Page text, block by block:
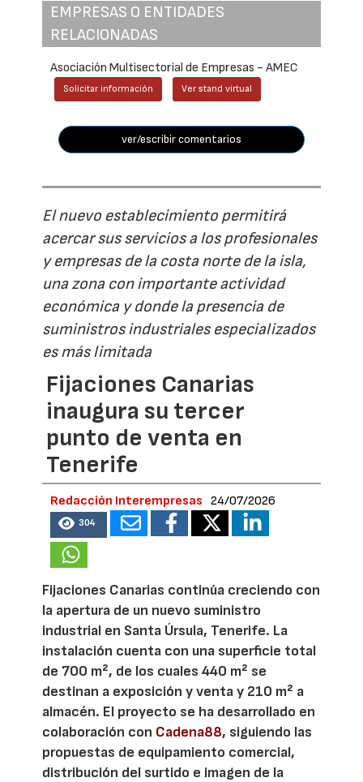
EMPRESAS O ENTIDADES
RELACIONADAS
Asociación Multisectorial de Empresas - AMEC
Solicitar información Ver stand virtual
ver/escribir comentarios
El nuevo establecimiento permitirá
acercar sus servicios a los profesionales
y empresas de la costa norte de la isla,
una zona con importante actividad
económica y donde la presencia de
suministros industriales especializados
es más limitada
Fijaciones Canarias
inaugura su tercer
punto de venta en
Tenerife
Redacción Interempresas 24/07/2026
304
Fijaciones Canarias continúa creciendo con
la apertura de un nuevo suministro
industrial en Santa Úrsula, Tenerife. La
instalación cuenta con una superficie total
de 700 m², de los cuales 440 m² se
destinan a exposición y venta y 210 m² a
almacén. El proyecto se ha desarrollado en
colaboración con Cadena88, siguiendo las
propuestas de equipamiento comercial,
distribución del surtido e imagen de la